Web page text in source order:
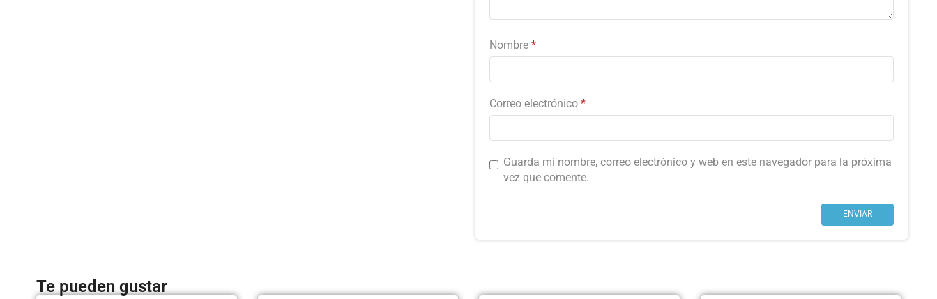
Nombre *
Correo electrónico *
Guarda mi nombre, correo electrónico y web en este navegador para la próxima
vez que comente.
Te pueden gustar